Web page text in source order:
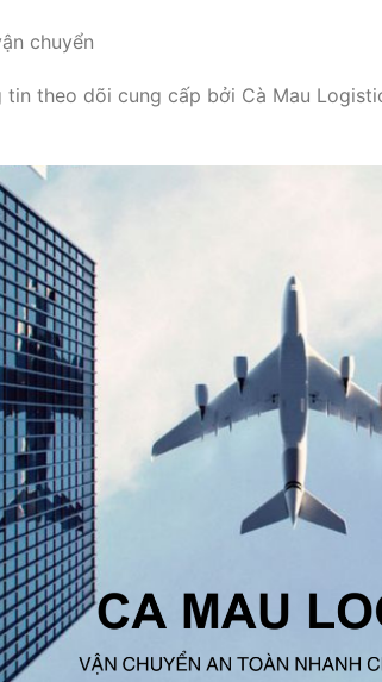
chuyển
tin theo dõi cung cấp bởi Cà Mau